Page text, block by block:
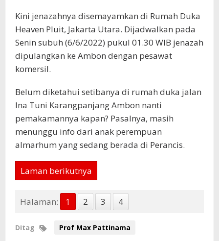
Kini jenazahnya disemayamkan di Rumah Duka
Heaven Pluit, Jakarta Utara. Dijadwalkan pada
Senin subuh (6/6/2022) pukul 01.30 WIB jenazah
dipulangkan ke Ambon dengan pesawat
komersil.
Belum diketahui setibanya di rumah duka jalan
Ina Tuni Karangpanjang Ambon nanti
pemakamannya kapan? Pasalnya, masih
menunggu info dari anak perempuan
almarhum yang sedang berada di Perancis.
Laman berikutnya
Halaman: 1 2 3 4
Ditag Prof Max Pattinama